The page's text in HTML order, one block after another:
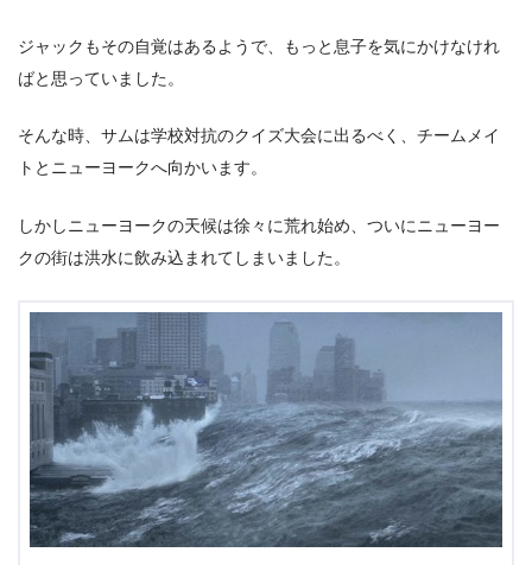
ジャックもその自覚はあるようで、もっと息子を気にかけなけれ
ばと思っていました。
そんな時、サムは学校対抗のクイズ大会に出るべく、チームメイ
トとニューヨークへ向かいます。
しかしニューヨークの天候は徐々に荒れ始め、ついにニューヨー
クの街は洪水に飲み込まれてしまいました。